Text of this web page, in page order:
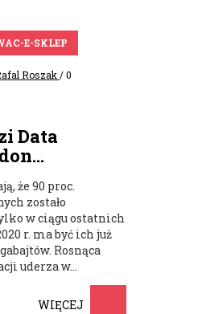
E-SKLEP
Roszak/ 0
Data
że 90 proc.
zostało
w ciągu ostatnich
r. ma być ich już
Rosnąca
uderza w...
WIĘCEJ